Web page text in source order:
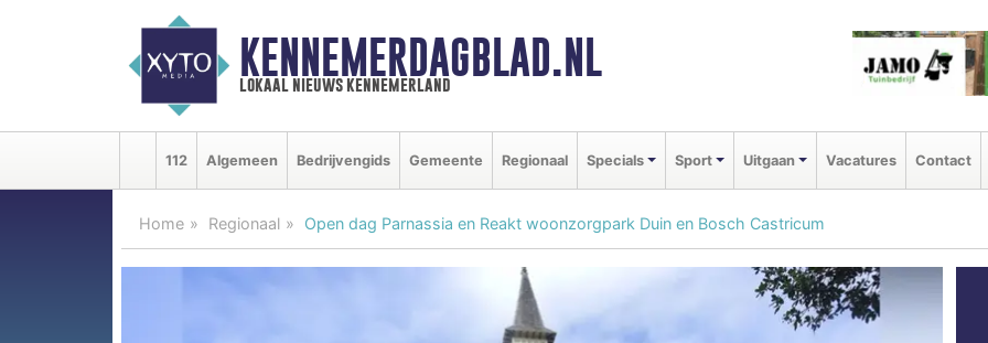
KENNEMERDAGBLAD.NL
lokaal nieuws kennemerland
112 Algemeen Bedrijvengids Gemeente Regionaal Specials Sport Uitgaan Vacatures Contact
Home Regionaal Open dag Parnassia en Reakt woonzorgpark Duin en Bosch Castricum